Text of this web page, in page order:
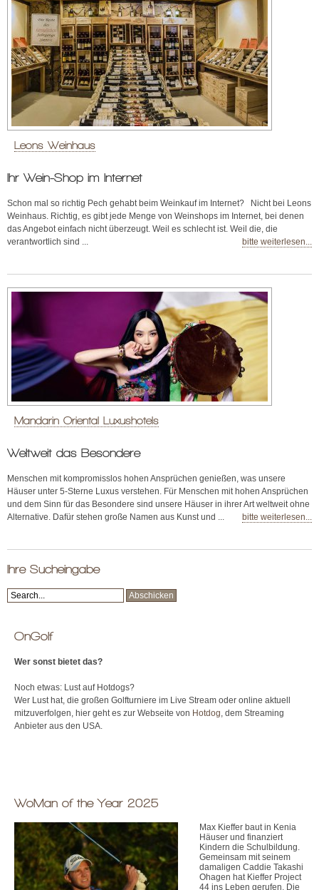
Leons Weinhaus
Ihr Wein-Shop im Internet
Schon mal so richtig Pech gehabt beim Weinkauf im Internet? Nicht bei Leons
Weinhaus. Richtig, es gibt jede Menge von Weinshops im Internet, bei denen
das Angebot einfach nicht überzeugt. Weil es schlecht ist. Weil die, die
verantwortlich sind ...
bitte weiterlesen...
Mandarin Oriental Luxushotels
Weltweit das Besondere
Menschen mit kompromisslos hohen Ansprüchen genießen, was unsere
Häuser unter 5-Sterne Luxus verstehen. Für Menschen mit hohen Ansprüchen
und dem Sinn für das Besondere sind unsere Häuser in ihrer Art weltweit ohne
Alternative. Dafür stehen große Namen aus Kunst und ...
bitte weiterlesen...
Ihre Sucheingabe
OnGolf
Wer sonst bietet das?
Noch etwas: Lust auf Hotdogs?
Wer Lust hat, die großen Golfturniere im Live Stream oder online aktuell
mitzuverfolgen, hier geht es zur Webseite von Hotdog , dem Streaming
Anbieter aus den USA.
WoMan of the Year 2025
Max Kieffer baut in Kenia
Häuser und finanziert
Kindern die Schulbildung.
Gemeinsam mit seinem
damaligen Caddie Takashi
Ohagen hat Kieffer Project
44 ins Leben gerufen. Die